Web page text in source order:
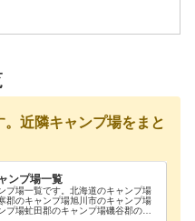
近隣キャンプ場をまと
ンプ場一覧
プ場一覧です。北海道のキャンプ場
郡のキャンプ場旭川市のキャンプ場
プ場虻田郡のキャンプ場磯谷郡のキ